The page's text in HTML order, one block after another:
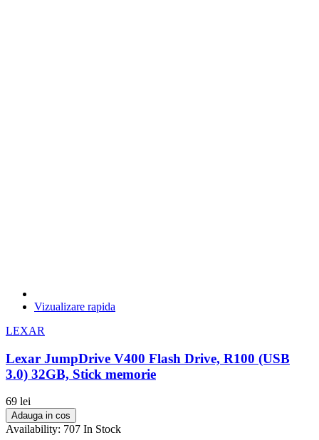
Vizualizare rapida
LEXAR
Lexar JumpDrive V400 Flash Drive, R100 (USB
3.0) 32GB, Stick memorie
69 lei
Adauga in cos
Availability: 707 In Stock